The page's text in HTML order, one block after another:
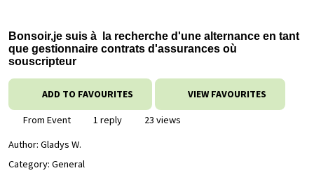
Bonsoir,je suis à la recherche d'une alternance en tant
que gestionnaire contrats d'assurances où
souscripteur
ADD TO FAVOURITES VIEW FAVOURITES
From Event 1 reply
23 views
Author: Gladys W.
Category: General